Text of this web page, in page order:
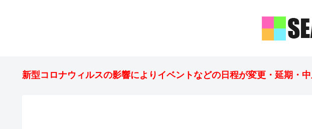
新型コロナウィルスの影響によりイベントなどの日程が変更・延期・